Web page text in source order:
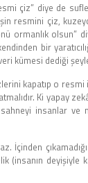
çiz” diye de
resmini çiz,
ormanlık olsun”
bir
kümesi dediği
kapatıp o
Ki yapay
sahneyi insanlar
İçinden
(insanın deyişiyle